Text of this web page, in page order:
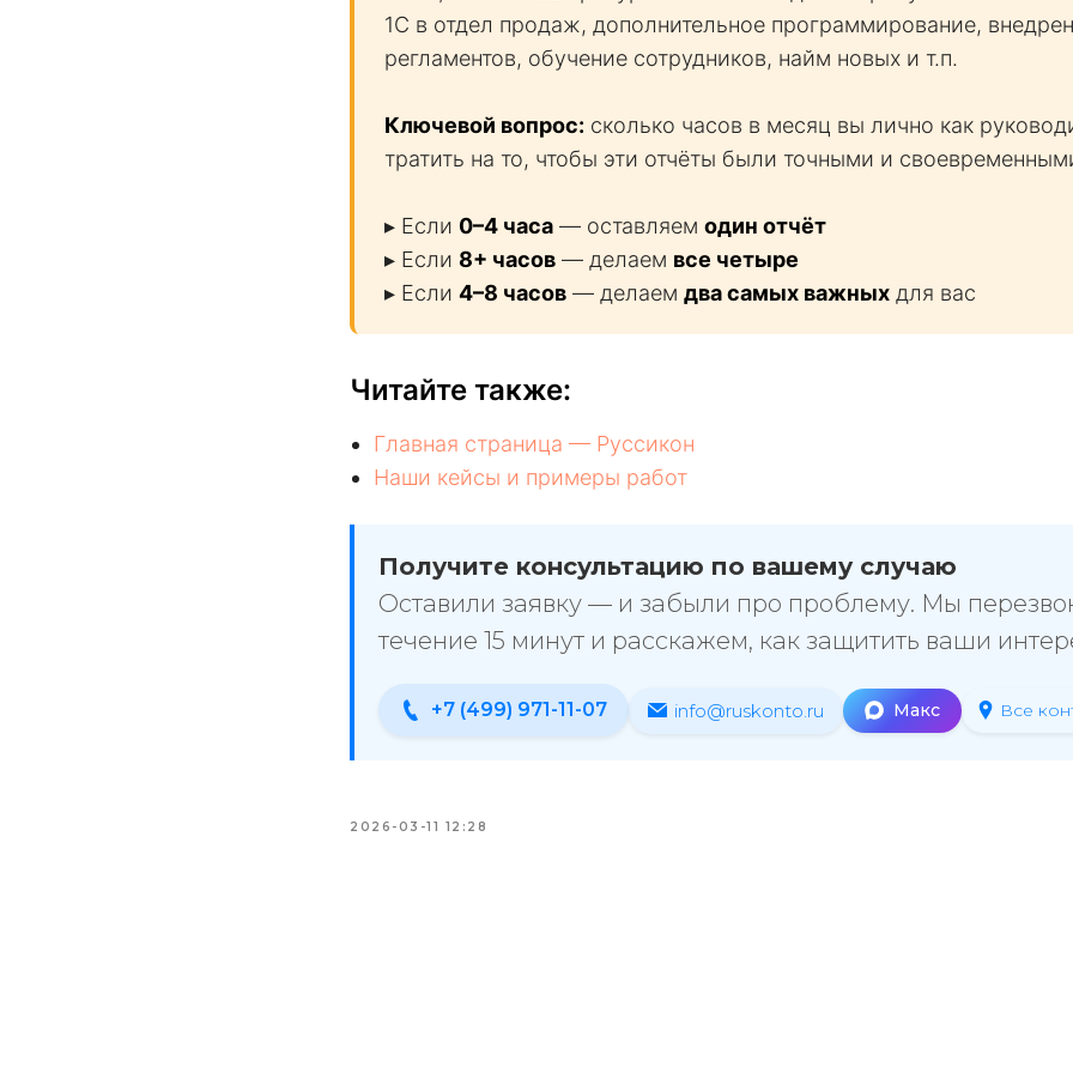
1С в отдел продаж, дополнительное программирование,
регламентов, обучение сотрудников, найм новых и т.п.
Ключевой вопрос: сколько часов в месяц вы лично как
тратить на то, чтобы эти отчёты были точными и
▸ Если 0–4 часа — оставляем один отчёт
▸ Если 8+ часов — делаем все четыре
▸ Если 4–8 часов — делаем два самых важных для вас
Читайте также:
Главная страница — Руссикон
Наши кейсы и примеры работ
Получите консультацию по вашему случаю
Оставили заявку — и забыли про проблему. Мы
течение 15 минут и расскажем, как защитить ваши
+7 (499) 971-11-07 info@ruskonto.ru Макс Все
2026-03-11 12:28